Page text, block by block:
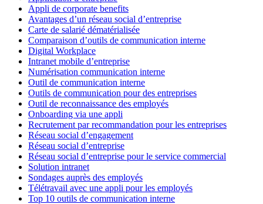
Appli de corporate benefits
Avantages d’un réseau social d’entreprise
Carte de salarié dématérialisée
Comparaison d’outils de communication interne
Digital Workplace
Intranet mobile d’entreprise
Numérisation communication interne
Outil de communication interne
Outils de communication pour des entreprises
Outil de reconnaissance des employés
Onboarding via une appli
Recrutement par recommandation pour les entreprises
Réseau social d’engagement
Réseau social d’entreprise
Réseau social d’entreprise pour le service commercial
Solution intranet
Sondages auprès des employés
Télétravail avec une appli pour les employés
Top 10 outils de communication interne